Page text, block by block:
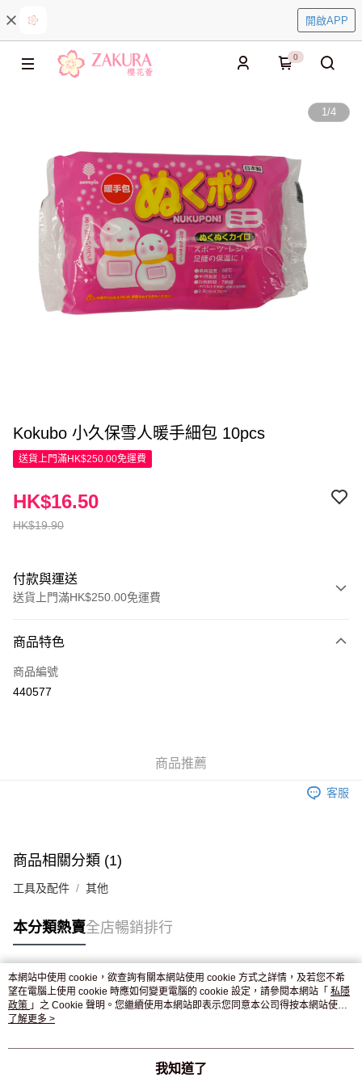
開啟APP
0
1/4
Kokubo 小久保雪人暖手細包 10pcs
送貨上門滿HK$250.00免運費
HK$19.90
HK$16.50
付款與運送
送貨上門滿HK$250.00免運費
信用卡
Apple Pay
付款後門市自取，訂單確認後2-4個工作天到店，7天內取。逾期後
商品特色
商品編號
440577
商品推薦
客服
商品相關分類 (1)
工具及配件 其他
本分類熱賣全店暢銷排行
熱門標籤
熱銷排行
本網站中使用 cookie，欲查詢有關本網站使用 cookie 方式之詳情，及若您不希
望在電腦上使用 cookie 時應如何變更電腦的 cookie 設定，請參閱本網站「 私隱
政策 」之 Cookie 聲明。您繼續使用本網站即表示您同意本公司得按本網站使用
條款之 Cookie 聲明使用 cookie。
了解更多 >
我知道了